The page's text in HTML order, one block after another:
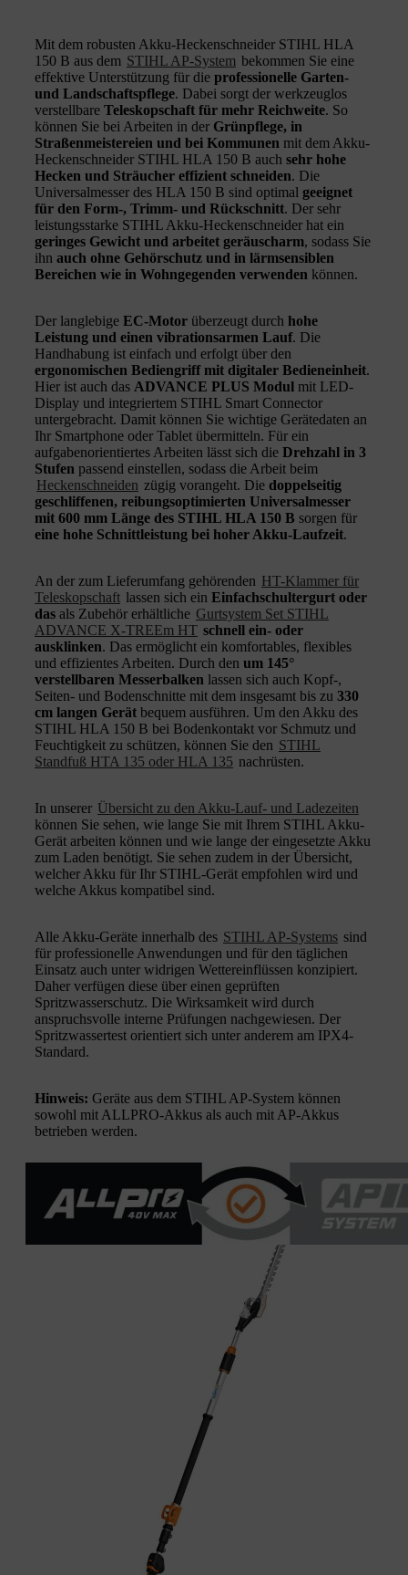
Mit dem robusten Akku-Heckenschneider STIHL HLA
150 B aus dem STIHL AP-System bekommen Sie eine
effektive Unterstützung für die professionelle Garten-
und Landschaftspflege. Dabei sorgt der werkzeuglos
verstellbare Teleskopschaft für mehr Reichweite. So
können Sie bei Arbeiten in der Grünpflege, in
Straßenmeistereien und bei Kommunen mit dem Akku-
Heckenschneider STIHL HLA 150 B auch sehr hohe
Hecken und Sträucher effizient schneiden. Die
Universalmesser des HLA 150 B sind optimal geeignet
für den Form-, Trimm- und Rückschnitt. Der sehr
leistungsstarke STIHL Akku-Heckenschneider hat ein
geringes Gewicht und arbeitet geräuscharm, sodass Sie
ihn auch ohne Gehörschutz und in lärmsensiblen
Bereichen wie in Wohngegenden verwenden können.
Der langlebige EC-Motor überzeugt durch hohe
Leistung und einen vibrationsarmen Lauf. Die
Handhabung ist einfach und erfolgt über den
ergonomischen Bediengriff mit digitaler Bedieneinheit.
Hier ist auch das ADVANCE PLUS Modul mit LED-
Display und integriertem STIHL Smart Connector
untergebracht. Damit können Sie wichtige Gerätedaten an
Ihr Smartphone oder Tablet übermitteln. Für ein
aufgabenorientiertes Arbeiten lässt sich die Drehzahl in 3
Stufen passend einstellen, sodass die Arbeit beim
Heckenschneiden zügig vorangeht. Die doppelseitig
geschliffenen, reibungsoptimierten Universalmesser
mit 600 mm Länge des STIHL HLA 150 B sorgen für
eine hohe Schnittleistung bei hoher Akku-Laufzeit.
An der zum Lieferumfang gehörenden HT-Klammer für
Teleskopschaft lassen sich ein Einfachschultergurt oder
das als Zubehör erhältliche Gurtsystem Set STIHL
ADVANCE X-TREEm HT schnell ein- oder
ausklinken. Das ermöglicht ein komfortables, flexibles
und effizientes Arbeiten. Durch den um 145°
verstellbaren Messerbalken lassen sich auch Kopf-,
Seiten- und Bodenschnitte mit dem insgesamt bis zu 330
cm langen Gerät bequem ausführen. Um den Akku des
STIHL HLA 150 B bei Bodenkontakt vor Schmutz und
Feuchtigkeit zu schützen, können Sie den STIHL
Standfuß HTA 135 oder HLA 135 nachrüsten.
In unserer Übersicht zu den Akku-Lauf- und Ladezeiten
können Sie sehen, wie lange Sie mit Ihrem STIHL Akku-
Gerät arbeiten können und wie lange der eingesetzte Akku
zum Laden benötigt. Sie sehen zudem in der Übersicht,
welcher Akku für Ihr STIHL-Gerät empfohlen wird und
welche Akkus kompatibel sind.
Alle Akku-Geräte innerhalb des STIHL AP-Systems sind
für professionelle Anwendungen und für den täglichen
Einsatz auch unter widrigen Wettereinflüssen konzipiert.
Daher verfügen diese über einen geprüften
Spritzwasserschutz. Die Wirksamkeit wird durch
anspruchsvolle interne Prüfungen nachgewiesen. Der
Spritzwassertest orientiert sich unter anderem am IPX4-
Standard.
Hinweis: Geräte aus dem STIHL AP-System können
sowohl mit ALLPRO-Akkus als auch mit AP-Akkus
betrieben werden.